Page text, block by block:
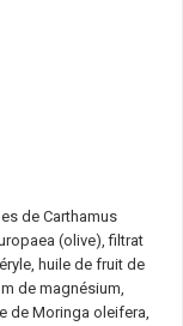
de Carthamus
(olive), filtrat
huile de fruit de
de magnésium,
de Moringa oleifera,